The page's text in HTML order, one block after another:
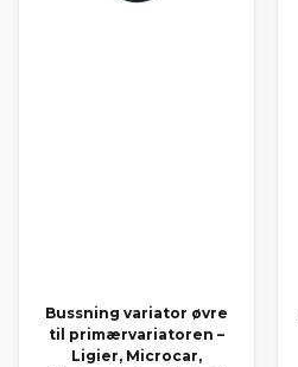
Bussning variator øvre
til primærvariatoren –
Ligier, Microcar,